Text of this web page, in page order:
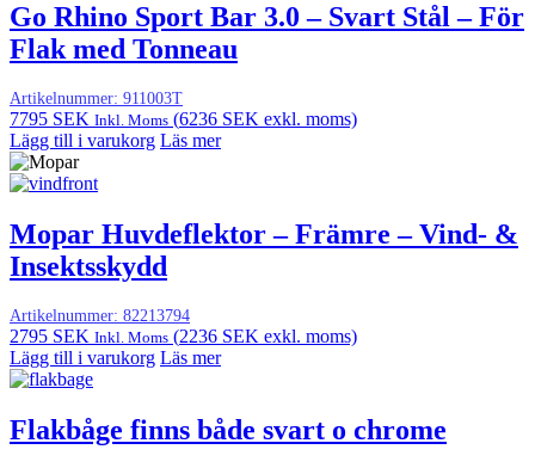
Go Rhino Sport Bar 3.0 – Svart Stål – För
Flak med Tonneau
Artikelnummer: 911003T
7795 SEK Inkl. Moms (6236 SEK exkl. moms)
Lägg till i varukorg Läs mer
Mopar Huvdeflektor – Främre – Vind- &
Insektsskydd
Artikelnummer: 82213794
2795 SEK Inkl. Moms (2236 SEK exkl. moms)
Lägg till i varukorg Läs mer
Flakbåge finns både svart o chrome